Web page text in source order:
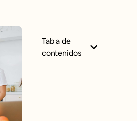
Tabla de
contenidos: